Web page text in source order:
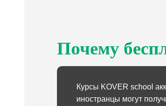
Почему
Курсы KOVER school
иностранцы могут